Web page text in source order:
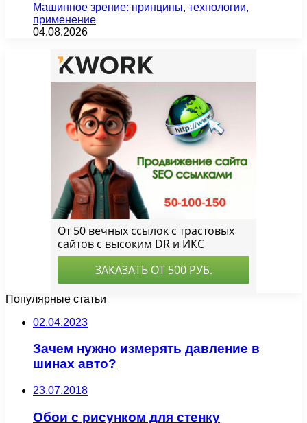
Машинное зрение: принципы, технологии,
применение
04.08.2026
Популярные статьи
02.04.2023
Зачем нужно измерять давление в
шинах авто?
23.07.2018
Обои с рисунком для стенку